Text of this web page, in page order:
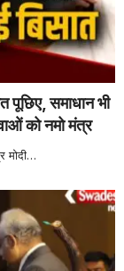
समाधान भी
को नमो मंत्र
…